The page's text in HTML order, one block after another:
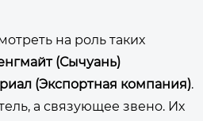
на роль таких
(Сычуань)
(Экспортная компания).
а связующее звено. Их